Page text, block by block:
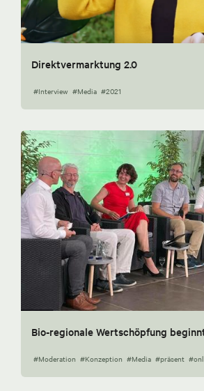
Direktvermarktung 2.0
#Interview #Media #2021
Bio-regionale Wertschöpfung
#Moderation #Konzeption #Media #präsent